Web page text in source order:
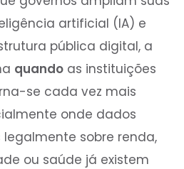
artificial (IA) e
pública digital, a
quando as instituições
se cada vez mais
onde dados
sobre renda,
ou saúde já existem